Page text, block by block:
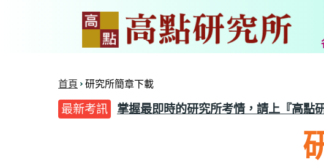
首頁 研究所簡章下載
最新考訊 掌握最即時的研究所考情，請上『高點